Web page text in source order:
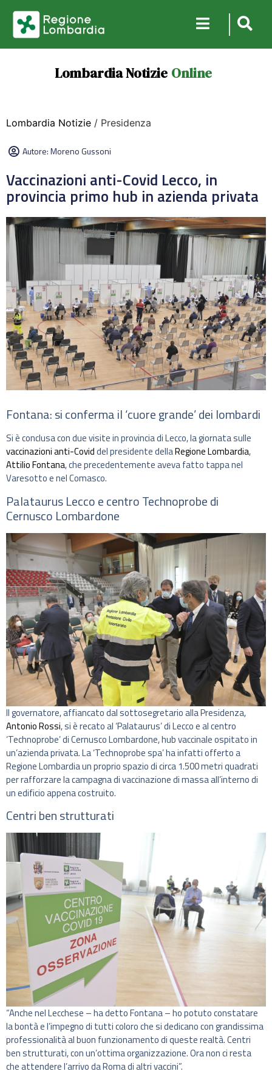
Lombardia Notizie Online
Lombardia Notizie / Presidenza
Autore:Moreno Gussoni
Vaccinazioni anti-Covid Lecco, in
provincia primo hub in azienda privata
Fontana: si conferma il ‘cuore grande’ dei lombardi
Si è conclusa con due visite in provincia di Lecco, la giornata sulle
vaccinazioni anti-Coviddel presidente dellaRegione Lombardia,
Attilio Fontana, che precedentemente aveva fatto tappa nel
Varesotto e nel Comasco.
Palataurus Lecco e centro Technoprobe di
Cernusco Lombardone
Il governatore, affiancato dal sottosegretario alla Presidenza,
Antonio Rossi, si è recato al ‘Palataurus’ di Lecco e al centro
‘Technoprobe’ di Cernusco Lombardone, hub vaccinale ospitato in
un’azienda privata. La ‘Technoprobe spa’ ha infatti offerto a
Regione Lombardia un proprio spazio di circa 1.500 metri quadrati
per rafforzare la campagna di vaccinazione di massa all’interno di
un edificio appena costruito.
Centri ben strutturati
“Anche nel Lecchese – ha detto Fontana – ho potuto constatare
la bontà e l’impegno di tutti coloro che si dedicano con grandissima
professionalità al buon funzionamento di queste realtà. Centri
ben strutturati, con un’ottima organizzazione. Ora non ci resta
che attendere l’arrivo da Roma di altri vaccini”.